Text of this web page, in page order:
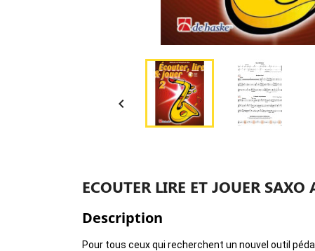

ECOUTER LIRE ET JOUER
Description
Pour tous ceux qui recherchent un nouvel outil